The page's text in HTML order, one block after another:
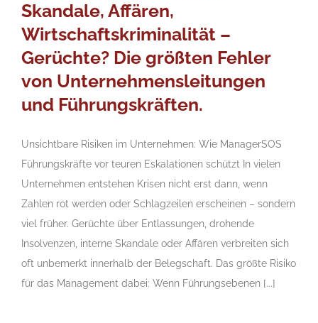
Skandale, Affären,
Wirtschaftskriminalität –
Gerüchte? Die größten Fehler
von Unternehmensleitungen
und Führungskräften.
Unsichtbare Risiken im Unternehmen: Wie ManagerSOS
Führungskräfte vor teuren Eskalationen schützt In vielen
Unternehmen entstehen Krisen nicht erst dann, wenn
Zahlen rot werden oder Schlagzeilen erscheinen – sondern
viel früher. Gerüchte über Entlassungen, drohende
Insolvenzen, interne Skandale oder Affären verbreiten sich
oft unbemerkt innerhalb der Belegschaft. Das größte Risiko
für das Management dabei: Wenn Führungsebenen [...]